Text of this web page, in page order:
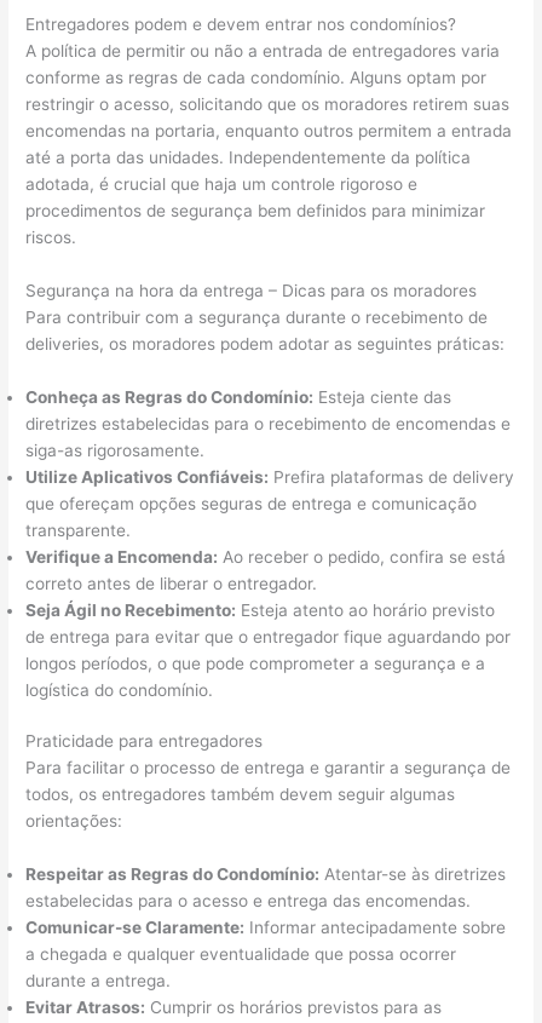
Entregadores podem e devem entrar nos condomínios?
A política de permitir ou não a entrada de entregadores varia
conforme as regras de cada condomínio. Alguns optam por
restringir o acesso, solicitando que os moradores retirem suas
encomendas na portaria, enquanto outros permitem a entrada
até a porta das unidades. Independentemente da política
adotada, é crucial que haja um controle rigoroso e
procedimentos de segurança bem definidos para minimizar
riscos.
Segurança na hora da entrega – Dicas para os moradores
Para contribuir com a segurança durante o recebimento de
deliveries, os moradores podem adotar as seguintes práticas:
Conheça as Regras do Condomínio: Esteja ciente das
diretrizes estabelecidas para o recebimento de encomendas e
siga-as rigorosamente.
Utilize Aplicativos Confiáveis: Prefira plataformas de delivery
que ofereçam opções seguras de entrega e comunicação
transparente.
Verifique a Encomenda: Ao receber o pedido, confira se está
correto antes de liberar o entregador.
Seja Ágil no Recebimento: Esteja atento ao horário previsto
de entrega para evitar que o entregador fique aguardando por
longos períodos, o que pode comprometer a segurança e a
logística do condomínio.
Praticidade para entregadores
Para facilitar o processo de entrega e garantir a segurança de
todos, os entregadores também devem seguir algumas
orientações:
Respeitar as Regras do Condomínio: Atentar-se às diretrizes
estabelecidas para o acesso e entrega das encomendas.
Comunicar-se Claramente: Informar antecipadamente sobre
a chegada e qualquer eventualidade que possa ocorrer
durante a entrega.
Evitar Atrasos: Cumprir os horários previstos para as